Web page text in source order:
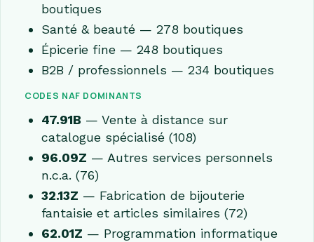
boutiques
Santé & beauté — 278 boutiques
Épicerie fine — 248 boutiques
B2B / professionnels — 234 boutiques
CODES NAF DOMINANTS
47.91B — Vente à distance sur
catalogue spécialisé (108)
96.09Z — Autres services personnels
n.c.a. (76)
32.13Z — Fabrication de bijouterie
fantaisie et articles similaires (72)
62.01Z — Programmation informatique